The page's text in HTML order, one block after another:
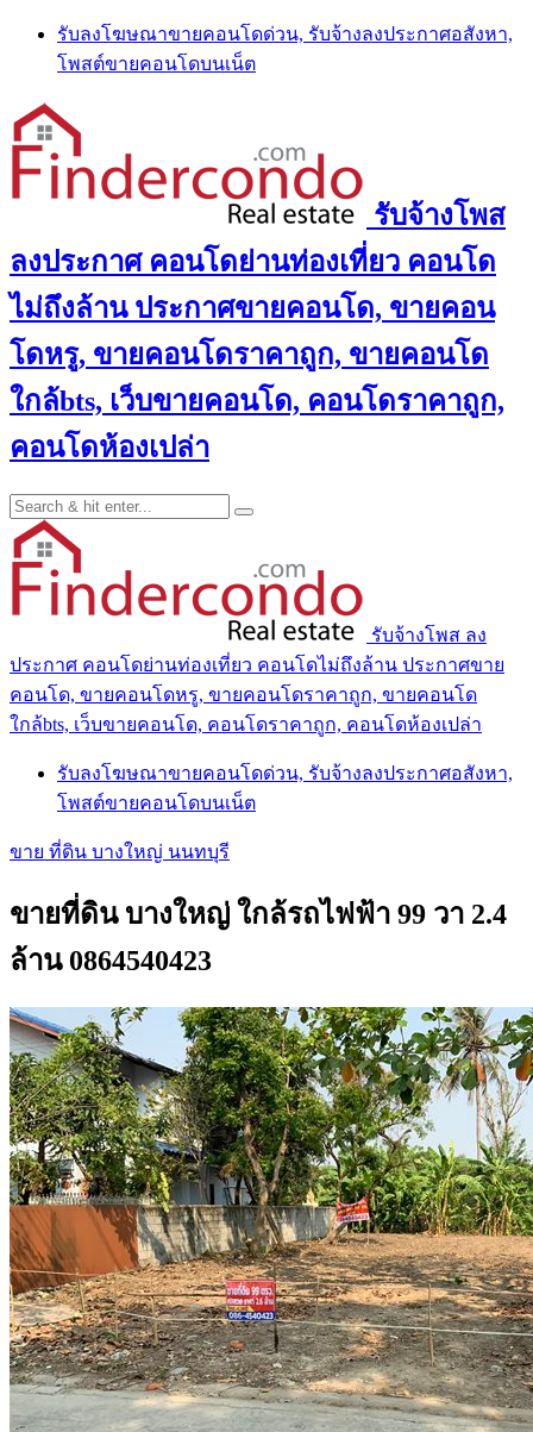
Skip
content
รับลงโฆษณาขายคอนโดด่วน, รับจ้างลงประกาศอสังหา,
โพสต์ขายคอนโดบนเน็ต
รับจ้างโพส
ลงประกาศ คอนโดย่านท่องเที่ยว คอนโด
ไม่ถึงล้าน ประกาศขายคอนโด, ขายคอน
โดหรู, ขายคอนโดราคาถูก, ขายคอนโด
ใกล้bts, เว็บขายคอนโด, คอนโดราคาถูก,
คอนโดห้องเปล่า
รับจ้างโพส ลง
ประกาศ คอนโดย่านท่องเที่ยว คอนโดไม่ถึงล้าน ประกาศขาย
คอนโด, ขายคอนโดหรู, ขายคอนโดราคาถูก, ขายคอนโด
ใกล้bts, เว็บขายคอนโด, คอนโดราคาถูก, คอนโดห้องเปล่า
รับลงโฆษณาขายคอนโดด่วน, รับจ้างลงประกาศอสังหา,
โพสต์ขายคอนโดบนเน็ต
ขาย ที่ดิน บางใหญ่ นนทบุรี
ขายที่ดิน บางใหญ่ ใกล้รถไฟฟ้า 99 วา 2.4
ล้าน 0864540423